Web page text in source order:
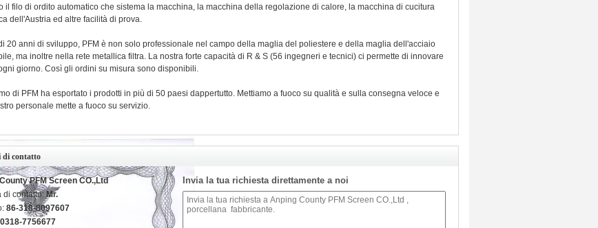
il filo di ordito automatico che sistema la macchina, la macchina della regolazione di calore, la macchina di cucitura
dell'Austria ed altre facilità di prova.
20 anni di sviluppo, PFM è non solo professionale nel campo della maglia del poliestere e della maglia dell'acciaio
ma inoltre nella rete metallica filtra. La nostra forte capacità di R & S (56 ingegneri e tecnici) ci permette di innovare
giorno. Così gli ordini su misura sono disponibili.
di PFM ha esportato i prodotti in più di 50 paesi dappertutto. Mettiamo a fuoco su qualità e sulla consegna veloce e
personale mette a fuoco su servizio.
di contatto
PFM Screen CO.,Ltd
di contatto:Mr.
86-318-8097607
7756677
Invia la tua richiesta direttamente a noi